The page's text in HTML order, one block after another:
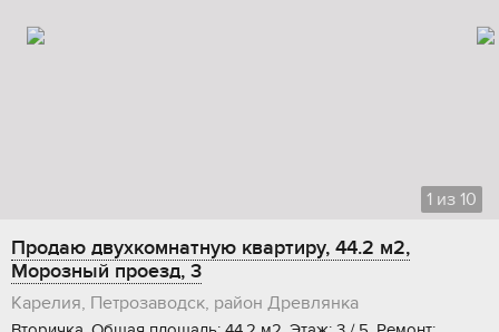
1 из 10
Продаю двухкомнатную квартиру, 44.2 м2,
Морозный проезд, 3
Карелия, Петрозаводск, район Древлянка